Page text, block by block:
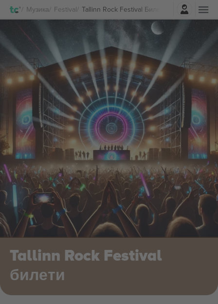
Музика Festival Tallinn Rock Festival Билети
Најави се
Tallinn Rock Festival
билети